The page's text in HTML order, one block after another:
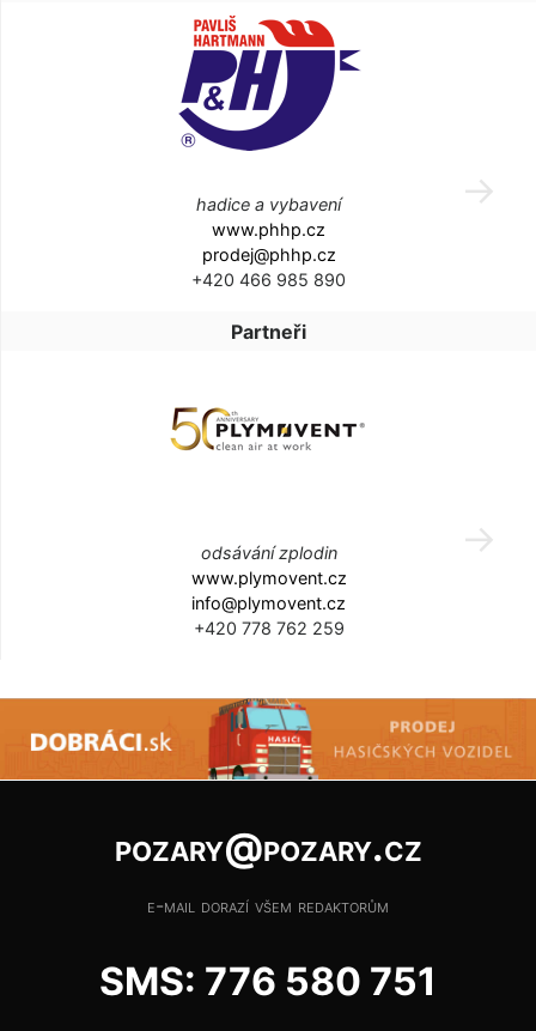
hadice a vybavení
www.phhp.cz
prodej@phhp.cz
+420 466 985 890
Partneři
odsávání zplodin
www.plymovent.cz
info@plymovent.cz
+420 778 762 259
pozary@pozary.cz
e-mail dorazí všem redaktorům
SMS: 776 580 751